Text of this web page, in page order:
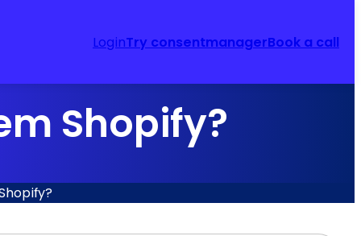
LoginTry consentmanagerBook a call
Shopify?